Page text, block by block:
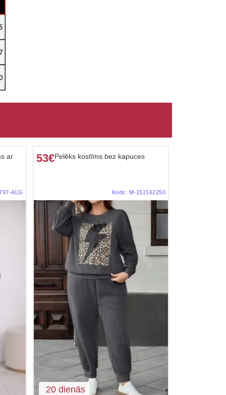
ar
ALG
53€Pelēks kostīms bez kapuces
Kods: M-152162250
20 dienās